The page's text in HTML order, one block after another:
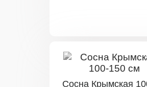
Сосна Крымская